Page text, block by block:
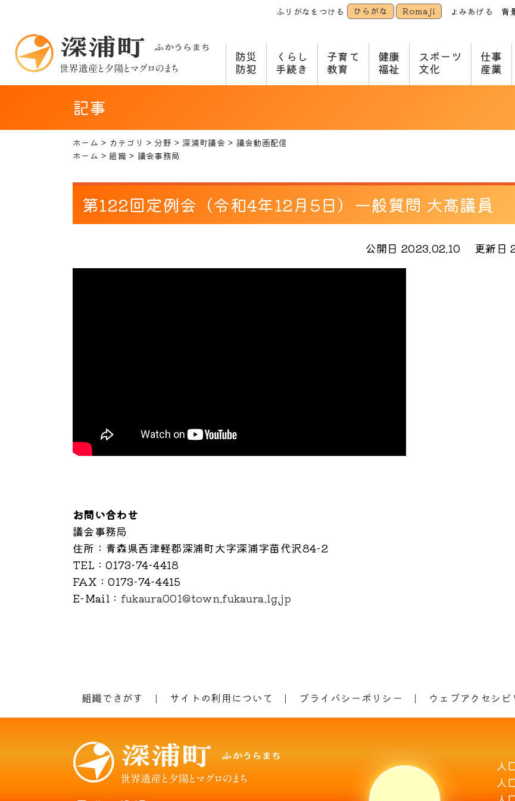
ふりがなをつける ひらがな Romaji よみあげる 背
防災
防犯
くらし
手続き
子育て
教育
健康
福祉
スポーツ
文化
仕事
産業
記事
ホーム カテゴリ 分野 深浦町議会
議会動画配信
ホーム
組織 議会事務局
第122回定例会（令和4年12月5日）一般質問 大髙議員
公開日 2023.02.10 更新日
お問い合わせ
議会事務局
住所 ：青森県西津軽郡深浦町大字深浦字苗代沢84-2
TEL ：0173-74-4418
FAX ：0173-74-4415
E-Mail ： fukaura001@town.fukaura.lg.jp
組織でさがす サイトの利用について プライバシーポリシー ウェブアクセシビ
人
人